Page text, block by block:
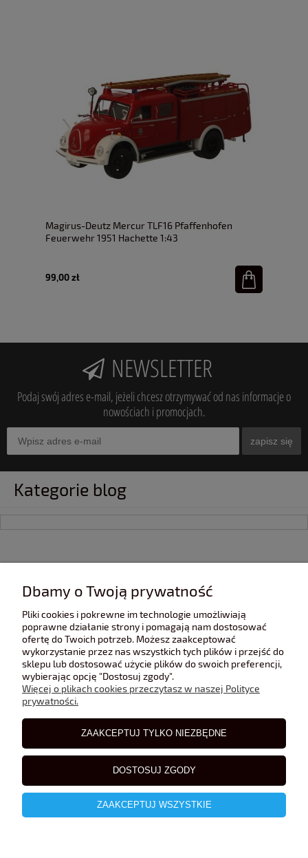
Magirus-Deutz Mercur TLF16 Pfaffenhofen
Feuerwehr 1951 Hachette 1:43
99,00 zł
NEWSLETTER
Podaj swój adres e-mail, jeżeli chcesz otrzymywać od nas informacje o
nowościach i promocjach.
zapisz się
Kategorie blog
POMOC
POLECANE STRONY
BLOG
Dbamy o Twoją prywatność
Pliki cookies i pokrewne im technologie umożliwiają
poprawne działanie strony i pomagają nam dostosować
ofertę do Twoich potrzeb. Możesz zaakceptować
wykorzystanie przez nas wszystkich tych plików i przejść do
sklepu lub dostosować użycie plików do swoich preferencji,
wybierając opcję "Dostosuj zgody".
Więcej o plikach cookies przeczytasz w naszej Polityce
prywatności.
ZAAKCEPTUJ TYLKO NIEZBĘDNE
DOSTOSUJ ZGODY
ZAAKCEPTUJ WSZYSTKIE